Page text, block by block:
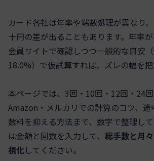
カード各社は年率や端数処理が異なり
十円の差が出ることもあります。年率
会員サイトで確認しつつ一般的な目安
18.0%）で仮試算すれば、ズレの幅を把
本ページでは、3回・10回・12回・24
Amazon・メルカリでの計算のコツ、
数料を抑える方法まで、数字で整理し
は金額と回数を入力して、 総手数と月
視化してください。